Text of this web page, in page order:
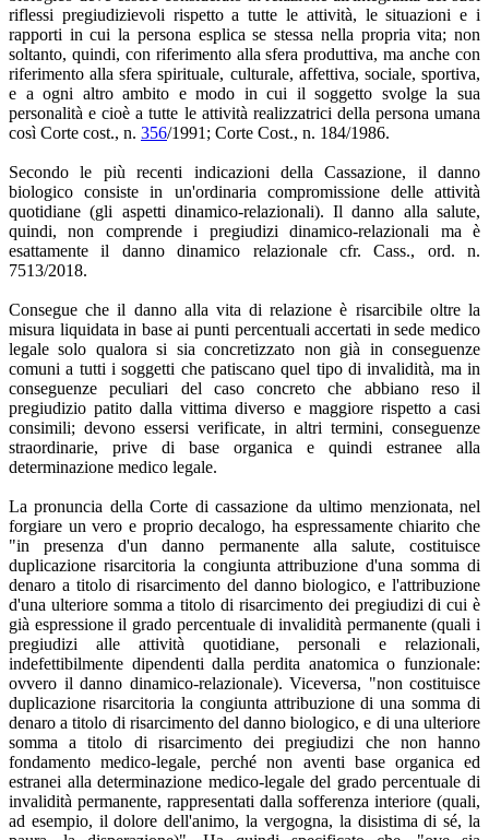
riflessi pregiudizievoli rispetto a tutte le attività, le situazioni e i
rapporti in cui la persona esplica se stessa nella propria vita; non
soltanto, quindi, con riferimento alla sfera produttiva, ma anche con
riferimento alla sfera spirituale, culturale, affettiva, sociale, sportiva,
e a ogni altro ambito e modo in cui il soggetto svolge la sua
personalità e cioè a tutte le attività realizzatrici della persona umana
così Corte cost., n. 356/1991; Corte Cost., n. 184/1986.
Secondo le più recenti indicazioni della Cassazione, il danno
biologico consiste in un'ordinaria compromissione delle attività
quotidiane (gli aspetti dinamico-relazionali). Il danno alla salute,
quindi, non comprende i pregiudizi dinamico-relazionali ma è
esattamente il danno dinamico relazionale cfr. Cass., ord. n.
7513/2018.
Consegue che il danno alla vita di relazione è risarcibile oltre la
misura liquidata in base ai punti percentuali accertati in sede medico
legale solo qualora si sia concretizzato non già in conseguenze
comuni a tutti i soggetti che patiscano quel tipo di invalidità, ma in
conseguenze peculiari del caso concreto che abbiano reso il
pregiudizio patito dalla vittima diverso e maggiore rispetto a casi
consimili; devono essersi verificate, in altri termini, conseguenze
straordinarie, prive di base organica e quindi estranee alla
determinazione medico legale.
La pronuncia della Corte di cassazione da ultimo menzionata, nel
forgiare un vero e proprio decalogo, ha espressamente chiarito che
"in presenza d'un danno permanente alla salute, costituisce
duplicazione risarcitoria la congiunta attribuzione d'una somma di
denaro a titolo di risarcimento del danno biologico, e l'attribuzione
d'una ulteriore somma a titolo di risarcimento dei pregiudizi di cui è
già espressione il grado percentuale di invalidità permanente (quali i
pregiudizi alle attività quotidiane, personali e relazionali,
indefettibilmente dipendenti dalla perdita anatomica o funzionale:
ovvero il danno dinamico-relazionale). Viceversa, "non costituisce
duplicazione risarcitoria la congiunta attribuzione di una somma di
denaro a titolo di risarcimento del danno biologico, e di una ulteriore
somma a titolo di risarcimento dei pregiudizi che non hanno
fondamento medico-legale, perché non aventi base organica ed
estranei alla determinazione medico-legale del grado percentuale di
invalidità permanente, rappresentati dalla sofferenza interiore (quali,
ad esempio, il dolore dell'animo, la vergogna, la disistima di sé, la